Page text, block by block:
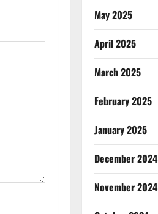
May 2025
April 2025
March 2025
February 2025
January 2025
December 2024
November 2024